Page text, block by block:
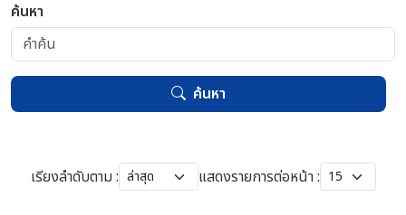
ค้นหา
ค้นหา
เรียงลำดับตาม : แสดงรายการต่อหน้า :